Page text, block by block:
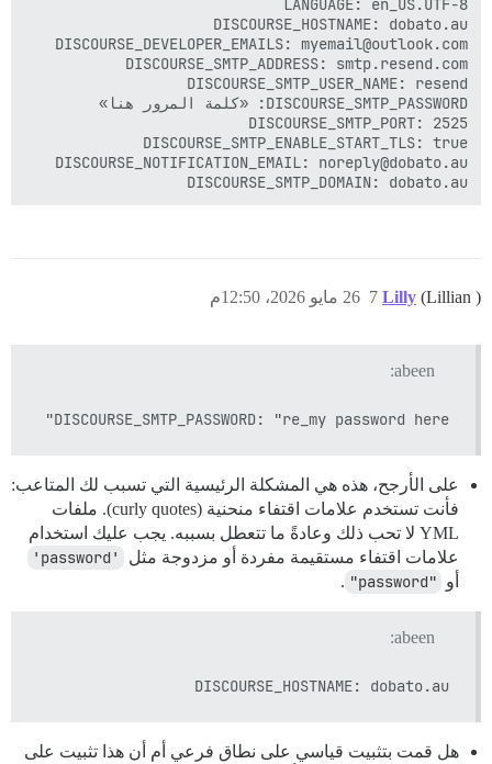
DISCOURSE_SMTP_DOMAIN: dobato.au
Lilly (Lillian ) 26 مايو 2026، 12:50م 7
abeen:
DISCOURSE_SMTP_PASSWORD: "re_my password here"
على الأرجح، هذه هي المشكلة الرئيسية التي تسبب لك المتاعب:
فأنت تستخدم علامات اقتفاء منحنية (curly quotes). ملفات
YML لا تحب ذلك وعادةً ما تتعطل بسببه. يجب عليك استخدام
علامات اقتفاء مستقيمة مفردة أو مزدوجة مثل
'password'
أو "password"
.
abeen:
DISCOURSE_HOSTNAME: dobato.au
هل قمت بتثبيت قياسي على نطاق فرعي أم أن هذا تثبيت على